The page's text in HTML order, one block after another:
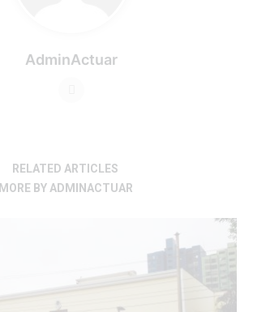
AdminActuar
RELATED ARTICLES
MORE BY ADMINACTUAR